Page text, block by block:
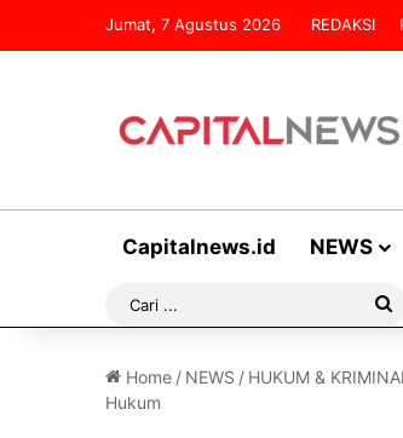
Jumat, 7 Agustus 2026 REDAKSI
Capitalnews.id NEWS
Home / NEWS / HUKUM & KRIMINAL
Hukum